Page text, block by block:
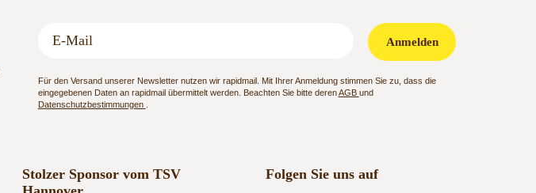
Anmelden
Für den Versand unserer Newsletter nutzen wir rapidmail. Mit Ihrer Anmeldung stimmen Sie zu, dass die
eingegebenen Daten an rapidmail übermittelt werden. Beachten Sie bitte derenAGB und
Datenschutzbestimmungen
Stolzer Sponsor vom TSV
Folgen Sie uns auf